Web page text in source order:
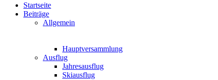
Startseite
Beiträge
Allgemein
Hauptversammlung
Ausflug
Jahresausflug
Skiausflug